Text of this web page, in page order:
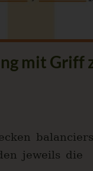
mit Griff
jeweils die